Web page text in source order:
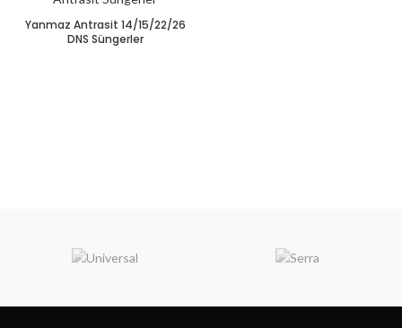
Yanmaz Antrasit 14/15/22/26
DNS Süngerler